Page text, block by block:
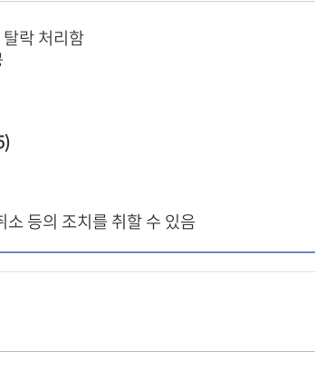
락 처리함
등의 조치를 취할 수 있음